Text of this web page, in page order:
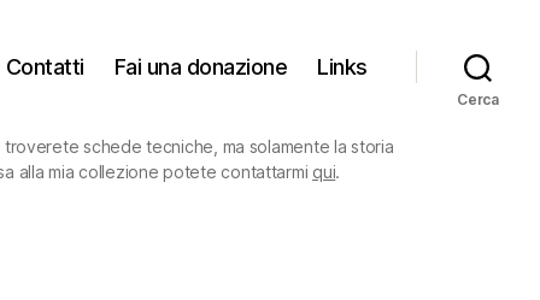
Contatti Fai una donazione Links
Cerca
schede tecniche, ma solamente la storia
alla mia collezione potete contattarmi qui.